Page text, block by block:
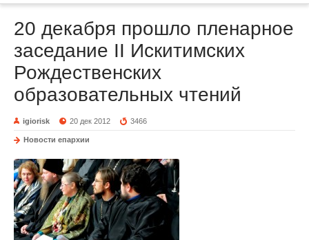
20 декабря прошло пленарное
заседание II Искитимских
Рождественских
образовательных чтений
igiorisk 20 дек 2012 3466
Новости епархии